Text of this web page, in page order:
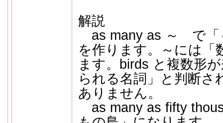
解説
as many as ～ で「
を作ります。～には「
ます。birds と複数形
られる名詞」と判断さ
ありません。
as many as fifty